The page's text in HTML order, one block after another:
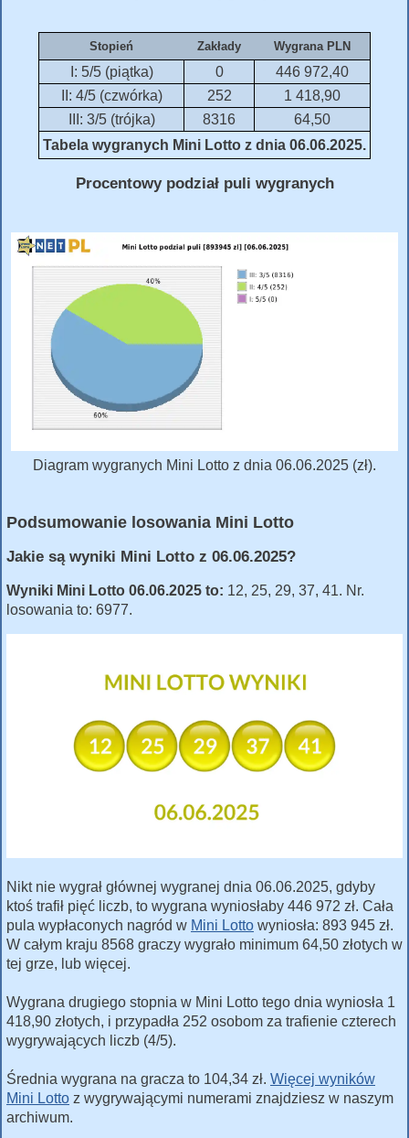
Stopień Zakłady Wygrana PLN
I: 5/5 (piątka) 0
446 972,40
II: 4/5 (czwórka)
252
1 418,90
III: 3/5 (trójka)
8316
64,50
Tabela wygranych Mini Lotto z dnia 06.06.2025.
Procentowy podział puli wygranych
Diagram wygranych Mini Lotto z dnia 06.06.2025 (zł).
Podsumowanie losowania Mini Lotto
Jakie są wyniki Mini Lotto z 06.06.2025?
Wyniki Mini Lotto 06.06.2025 to: 12, 25, 29, 37, 41. Nr.
losowania to: 6977.
Nikt nie wygrał głównej wygranej dnia 06.06.2025, gdyby
ktoś trafił pięć liczb, to wygrana wyniosłaby 446 972 zł. Cała
pula wypłaconych nagród w Mini Lotto wyniosła: 893 945 zł.
W całym kraju 8568 graczy wygrało minimum 64,50 złotych w
tej grze, lub więcej.
Wygrana drugiego stopnia w Mini Lotto tego dnia wyniosła 1
418,90 złotych, i przypadła 252 osobom za trafienie czterech
wygrywających liczb (4/5).
Średnia wygrana na gracza to 104,34 zł. Więcej wyników
Mini Lotto z wygrywającymi numerami znajdziesz w naszym
archiwum.